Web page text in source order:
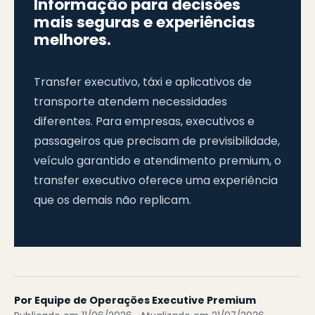
Informação para decisões
mais seguras e experiências
melhores.
Transfer executivo, táxi e aplicativos de
transporte atendem necessidades
diferentes. Para empresas, executivos e
passageiros que precisam de previsibilidade,
veículo garantido e atendimento premium, o
transfer executivo oferece uma experiência
que os demais não replicam.
Por Equipe de Operações Executive Premium